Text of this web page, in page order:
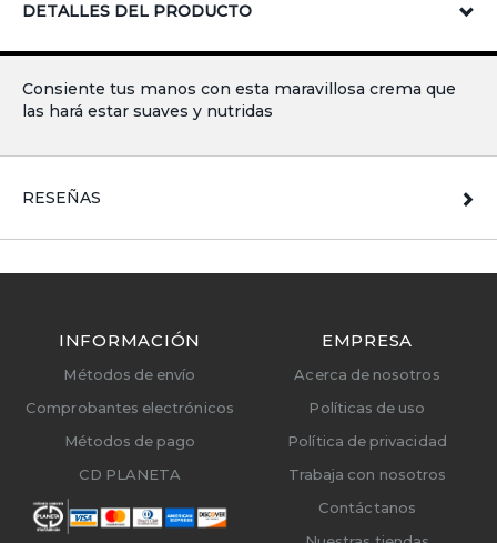
DETALLES DEL PRODUCTO
Consiente tus manos con esta maravillosa crema que
las hará estar suaves y nutridas
RESEÑAS
INFORMACIÓN
Métodos de envío
Comprobantes electrónicos
Métodos de pago
CD PLANETA
EMPRESA
Acerca de nosotros
Políticas de uso
Política de privacidad
Trabaja con nosotros
Contáctanos